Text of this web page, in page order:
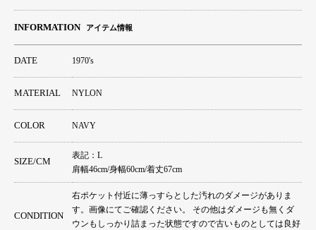
INFORMATION アイテム情報
DATE 1970's
MATERIAL NYLON
COLOR NAVY
SIZE/CM
表記：L
肩幅46cm/身幅60cm/着丈67cm
CONDITION
右ポケット付近に薄っすらとした汚れのダメージがありま
す。画像にてご確認ください。 その他はダメージも無くダ
ウンもしっかり詰まった状態ですので古いものとしては良好